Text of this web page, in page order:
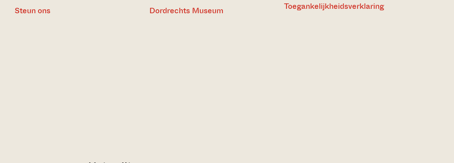
Steun ons
Dordrechts Museum
Toegankelijkheidsverklaring